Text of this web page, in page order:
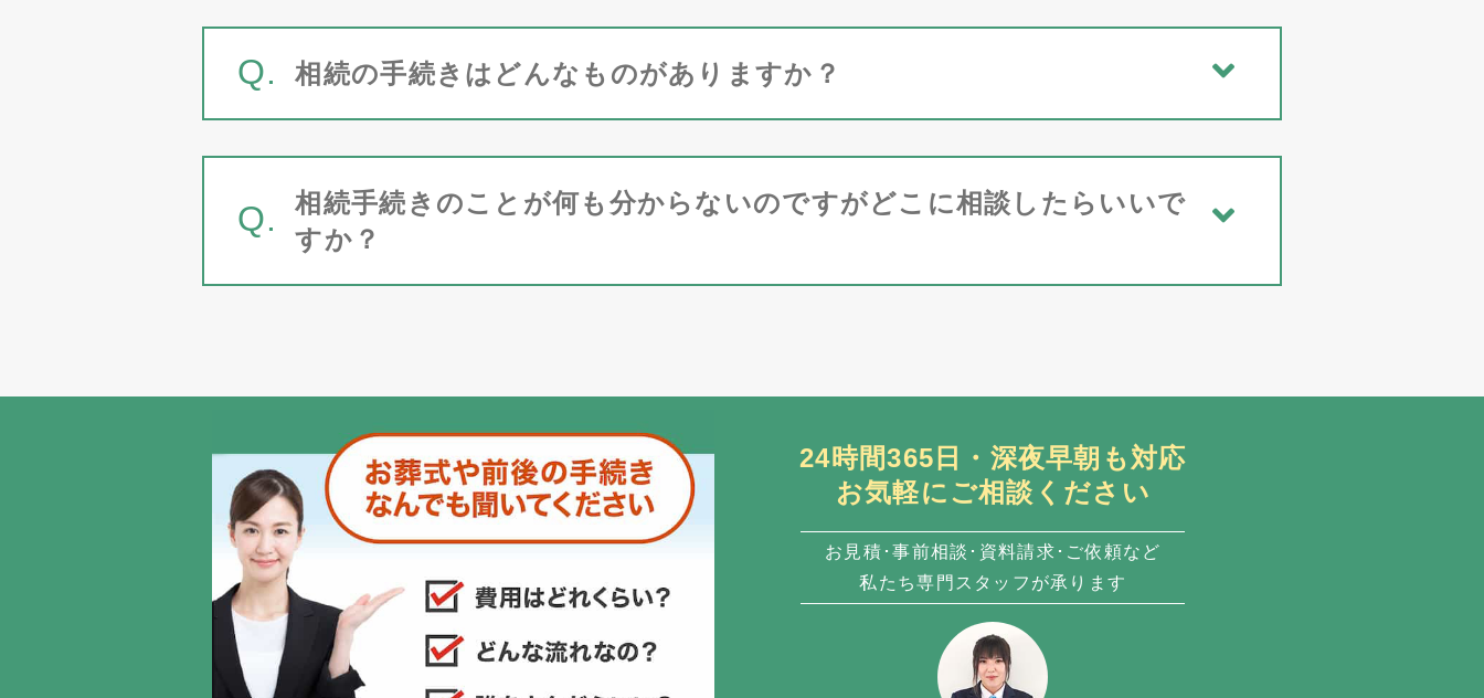
Q. 相続の手続きはどんなものがありますか？
Q.
相続手続きのことが何も分からないのですがどこに相談したらいいで
すか？
24時間365日・深夜早朝も対応
お気軽にご相談ください
お見積･事前相談･資料請求･ご依頼など
私たち専門スタッフが承ります